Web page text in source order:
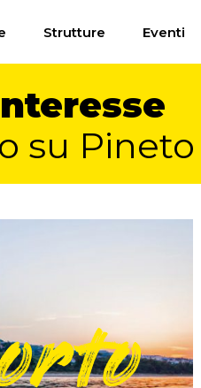
Strutture Eventi
su Pineto